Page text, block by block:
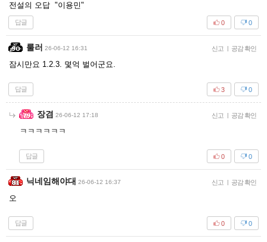
전설의 오답 "이용민"
답글 0
0
룰러 26-06-12 16:31 신고 | 공감 확인
잠시만요 1.2.3. 몇억 벌어군요.
답글 0
3
장겸 26-06-12 17:18 신고 | 공감 확인
ㅋㅋㅋㅋㅋㅋ
답글 0
0
닉네임해야대 26-06-12 16:37 신고 | 공감 확인
오
답글 0
0